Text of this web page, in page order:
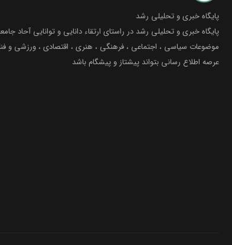
پایگاه خبری و تحلیلی رشد
پایگاه خبری و تحلیلی رشد در راستای ارتقاء دانایی و توانایی آحاد
موضوعات سیاسی ، اجتماعی ، فرهنگی ، هنری ، اقتصادی ، ورزشی و
عرصه اطلاع رسانی بتواند پیشتاز و پیشگام باشد